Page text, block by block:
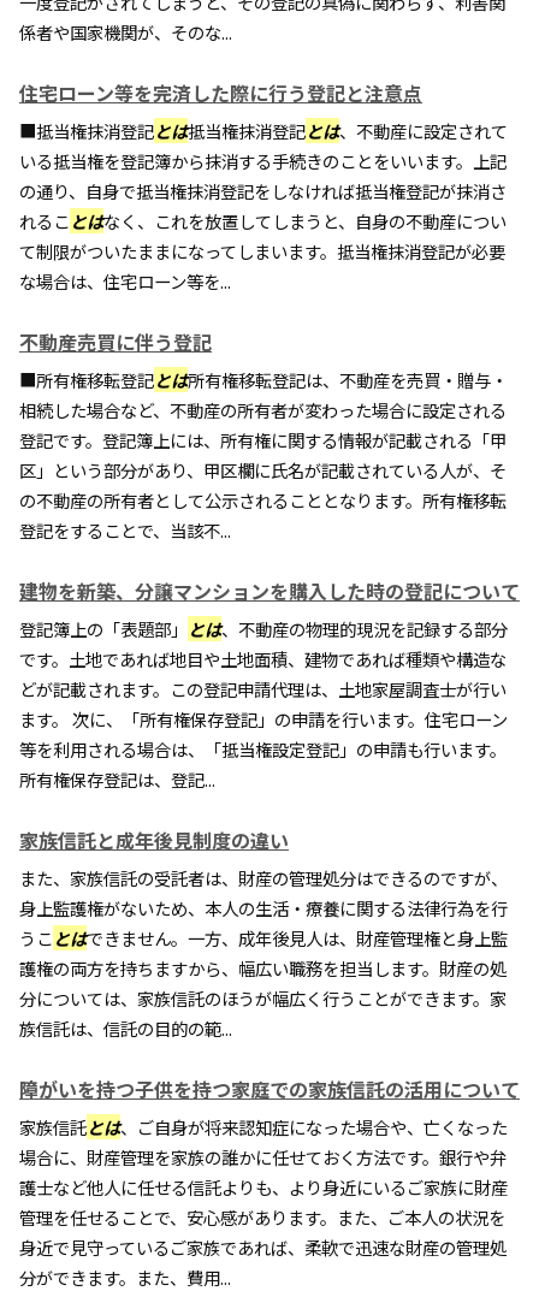
係者や国家機関が、そのな...
住宅ローン等を完済した際に行う登記と注意点
■抵当権抹消登記とは抵当権抹消登記とは、不動産に設定されて
いる抵当権を登記簿から抹消する手続きのことをいいます。上記
の通り、自身で抵当権抹消登記をしなければ抵当権登記が抹消さ
れることはなく、これを放置してしまうと、自身の不動産につい
て制限がついたままになってしまいます。抵当権抹消登記が必要
な場合は、住宅ローン等を...
不動産売買に伴う登記
■所有権移転登記とは所有権移転登記は、不動産を売買・贈与・
相続した場合など、不動産の所有者が変わった場合に設定される
登記です。登記簿上には、所有権に関する情報が記載される「甲
区」という部分があり、甲区欄に氏名が記載されている人が、そ
の不動産の所有者として公示されることとなります。所有権移転
登記をすることで、当該不...
建物を新築、分譲マンションを購入した時の登記について
登記簿上の「表題部」 とは、不動産の物理的現況を記録する部分
です。土地であれば地目や土地面積、建物であれば種類や構造な
どが記載されます。この登記申請代理は、土地家屋調査士が行い
ます。 次に、「所有権保存登記」の申請を行います。住宅ローン
等を利用される場合は、「抵当権設定登記」の申請も行います。
所有権保存登記は、登記...
家族信託と成年後見制度の違い
また、家族信託の受託者は、財産の管理処分はできるのですが、
身上監護権がないため、本人の生活・療養に関する法律行為を行
うことはできません。一方、成年後見人は、財産管理権と身上監
護権の両方を持ちますから、幅広い職務を担当します。財産の処
分については、家族信託のほうが幅広く行うことができます。家
族信託は、信託の目的の範...
障がいを持つ子供を持つ家庭での家族信託の活用について
家族信託とは、ご自身が将来認知症になった場合や、亡くなった
場合に、財産管理を家族の誰かに任せておく方法です。銀行や弁
護士など他人に任せる信託よりも、より身近にいるご家族に財産
管理を任せることで、安心感があります。また、ご本人の状況を
身近で見守っているご家族であれば、柔軟で迅速な財産の管理処
分ができます。また、費用...